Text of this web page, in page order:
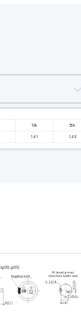
10k 50k
1.41 1.43